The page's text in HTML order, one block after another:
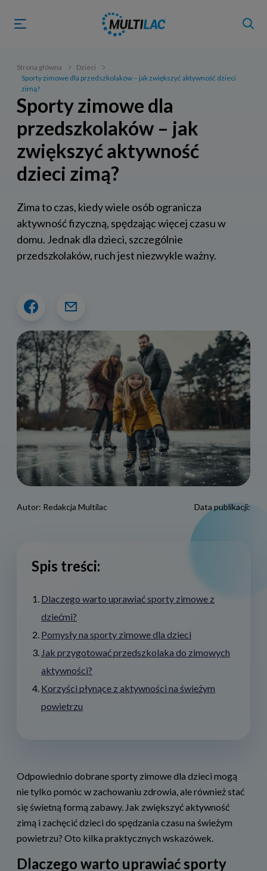
Strona główna
Dzieci
Sporty zimowe dla przedszkolaków – jak zwiększyć aktywność dzieci
zimą?
Sporty zimowe dla
przedszkolaków – jak
zwiększyć aktywność
dzieci zimą?
Zima to czas, kiedy wiele osób ogranicza
aktywność fizyczną, spędzając więcej czasu w
domu. Jednak dla dzieci, szczególnie
przedszkolaków, ruch jest niezwykle ważny.
Autor: Redakcja Multilac Data publikacji:
Spis treści:
Dlaczego warto uprawiać sporty zimowe z
dziećmi?
Pomysły na sporty zimowe dla dzieci
Jak przygotować przedszkolaka do zimowych
aktywności?
Korzyści płynące z aktywności na świeżym
powietrzu
Odpowiednio dobrane sporty zimowe dla dzieci mogą
nie tylko pomóc w zachowaniu zdrowia, ale również stać
się świetną formą zabawy. Jak zwiększyć aktywność
zimą i zachęcić dzieci do spędzania czasu na świeżym
powietrzu? Oto kilka praktycznych wskazówek.
Dlaczego warto uprawiać sporty